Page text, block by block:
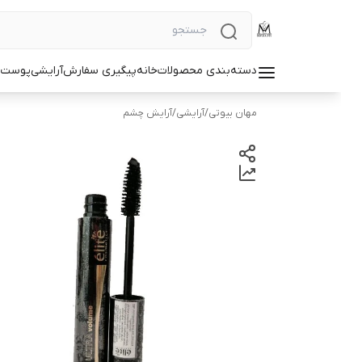
دسته‌بندی محصولاتخانهپیگیری سفارشآرایشیپوست
مهان بیوتی/آرایشی/آرایش چشم